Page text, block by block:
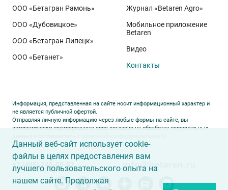
ООО «Бетагран Рамонь»
ООО «Дубовицкое»
ООО «Бетагран Липецк»
ООО «Бетанет»
Журнал «Betaren Agro»
Мобильное приложение
Betaren
Видео
Контакты
Информация, представленная на сайте носит информационный характер и
не является публичной офертой.
Отправляя личную информацию через любые формы на сайте, вы
автоматически подтверждаете свое согласие на обработку персональных
info@betaren.ru
Данный веб-сайт использует cookie-
файлы в целях предоставления вам
лучшего пользовательского опыта на
нашем сайте. Продолжая